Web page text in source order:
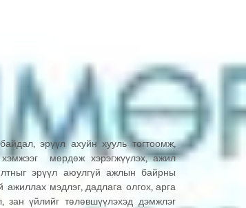
эрүүл ахуйн хууль тогтоомж,
мөрдөж хэрэгжүүлэх, ажил
эрүүл аюулгүй ажлын байрны
мэдлэг, дадлага олгох, арга
үйлийг төлөвшүүлэхэд дэмжлэг